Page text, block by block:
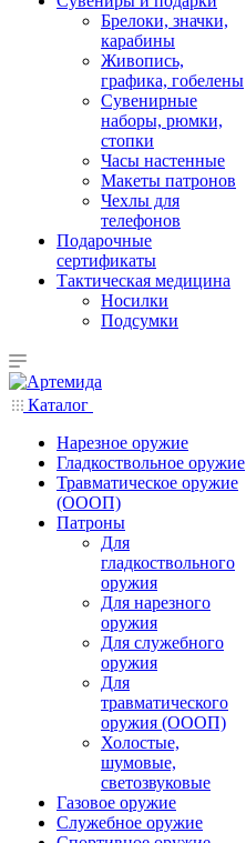
Брелоки, значки,
карабины
Живопись,
графика, гобелены
Сувенирные
наборы, рюмки,
стопки
Часы настенные
Макеты патронов
Чехлы для
телефонов
Подарочные
сертификаты
Тактическая медицина
Носилки
Подсумки
Каталог
Нарезное оружие
Гладкоствольное оружие
Травматическое оружие
(ОООП)
Патроны
Для
гладкоствольного
оружия
Для нарезного
оружия
Для служебного
оружия
Для
травматического
оружия (ОООП)
Холостые,
шумовые,
светозвуковые
Газовое оружие
Служебное оружие